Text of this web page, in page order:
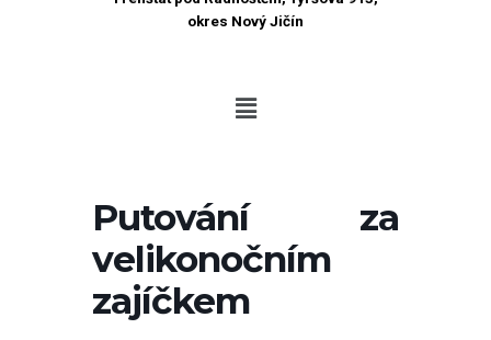
okres Nový Jičín
Putování za
velikonočním
zajíčkem